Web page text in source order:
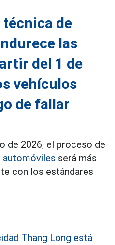
de
las
del 1 de
vehículos
de fallar
de 2026, el proceso de
automóviles será más
con los estándares